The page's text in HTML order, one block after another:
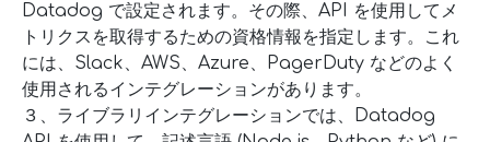
Datadog で設定されます。その際、API を使用してメ
トリクスを取得するための資格情報を指定します。これ
には、Slack、AWS、Azure、PagerDuty などのよく
使用されるインテグレーションがあります。
３、ライブラリインテグレーションでは、Datadog